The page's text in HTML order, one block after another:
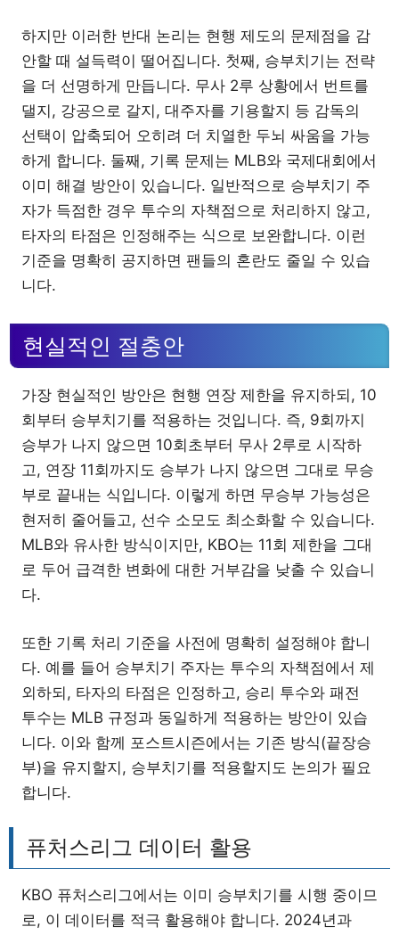
하지만 이러한 반대 논리는 현행 제도의 문제점을 감
안할 때 설득력이 떨어집니다. 첫째, 승부치기는 전략
을 더 선명하게 만듭니다. 무사 2루 상황에서 번트를
댈지, 강공으로 갈지, 대주자를 기용할지 등 감독의
선택이 압축되어 오히려 더 치열한 두뇌 싸움을 가능
하게 합니다. 둘째, 기록 문제는 MLB와 국제대회에서
이미 해결 방안이 있습니다. 일반적으로 승부치기 주
자가 득점한 경우 투수의 자책점으로 처리하지 않고,
타자의 타점은 인정해주는 식으로 보완합니다. 이런
기준을 명확히 공지하면 팬들의 혼란도 줄일 수 있습
니다.
현실적인 절충안
가장 현실적인 방안은 현행 연장 제한을 유지하되, 10
회부터 승부치기를 적용하는 것입니다. 즉, 9회까지
승부가 나지 않으면 10회초부터 무사 2루로 시작하
고, 연장 11회까지도 승부가 나지 않으면 그대로 무승
부로 끝내는 식입니다. 이렇게 하면 무승부 가능성은
현저히 줄어들고, 선수 소모도 최소화할 수 있습니다.
MLB와 유사한 방식이지만, KBO는 11회 제한을 그대
로 두어 급격한 변화에 대한 거부감을 낮출 수 있습니
다.
또한 기록 처리 기준을 사전에 명확히 설정해야 합니
다. 예를 들어 승부치기 주자는 투수의 자책점에서 제
외하되, 타자의 타점은 인정하고, 승리 투수와 패전
투수는 MLB 규정과 동일하게 적용하는 방안이 있습
니다. 이와 함께 포스트시즌에서는 기존 방식(끝장승
부)을 유지할지, 승부치기를 적용할지도 논의가 필요
합니다.
퓨처스리그 데이터 활용
KBO 퓨처스리그에서는 이미 승부치기를 시행 중이므
로, 이 데이터를 적극 활용해야 합니다. 2024년과